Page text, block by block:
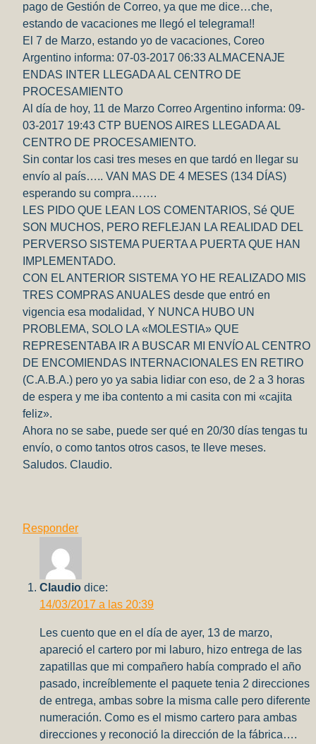
pago de Gestión de Correo, ya que me dice…che,
estando de vacaciones me llegó el telegrama!!
El 7 de Marzo, estando yo de vacaciones, Coreo
Argentino informa: 07-03-2017 06:33 ALMACENAJE
ENDAS INTER LLEGADA AL CENTRO DE
PROCESAMIENTO
Al día de hoy, 11 de Marzo Correo Argentino informa: 09-
03-2017 19:43 CTP BUENOS AIRES LLEGADA AL
CENTRO DE PROCESAMIENTO.
Sin contar los casi tres meses en que tardó en llegar su
envío al país….. VAN MAS DE 4 MESES (134 DÍAS)
esperando su compra…….
LES PIDO QUE LEAN LOS COMENTARIOS, Sé QUE
SON MUCHOS, PERO REFLEJAN LA REALIDAD DEL
PERVERSO SISTEMA PUERTA A PUERTA QUE HAN
IMPLEMENTADO.
CON EL ANTERIOR SISTEMA YO HE REALIZADO MIS
TRES COMPRAS ANUALES desde que entró en
vigencia esa modalidad, Y NUNCA HUBO UN
PROBLEMA, SOLO LA «MOLESTIA» QUE
REPRESENTABA IR A BUSCAR MI ENVÍO AL CENTRO
DE ENCOMIENDAS INTERNACIONALES EN RETIRO
(C.A.B.A.) pero yo ya sabia lidiar con eso, de 2 a 3 horas
de espera y me iba contento a mi casita con mi «cajita
feliz».
Ahora no se sabe, puede ser qué en 20/30 días tengas tu
envío, o como tantos otros casos, te lleve meses.
Saludos. Claudio.
Responder
Claudio dice:
14/03/2017 a las 20:39
Les cuento que en el día de ayer, 13 de marzo,
apareció el cartero por mi laburo, hizo entrega de las
zapatillas que mi compañero había comprado el año
pasado, increíblemente el paquete tenia 2 direcciones
de entrega, ambas sobre la misma calle pero diferente
numeración. Como es el mismo cartero para ambas
direcciones y reconoció la dirección de la fábrica….